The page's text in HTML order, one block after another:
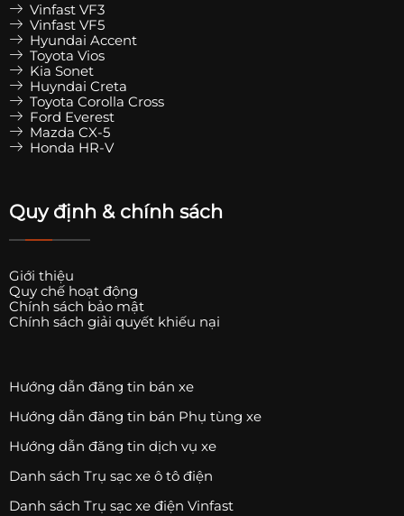
Vinfast VF3
Vinfast VF5
Hyundai Accent
Toyota Vios
Kia Sonet
Huyndai Creta
Toyota Corolla Cross
Ford Everest
Mazda CX-5
Honda HR-V
Quy định & chính sách
Giới thiệu
Quy chế hoạt động
Chính sách bảo mật
Chính sách giải quyết khiếu nại
Hướng dẫn đăng tin bán xe
Hướng dẫn đăng tin bán Phụ tùng xe
Hướng dẫn đăng tin dịch vụ xe
Danh sách Trụ sạc xe ô tô điện
Danh sách Trụ sạc xe điện Vinfast